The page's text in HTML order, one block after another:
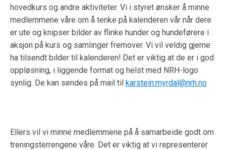
hovedkurs og andre aktiviteter. Vi i styret ønsker å minne
medlemmene våre om å tenke på kalenderen vår når dere
er ute og knipser bilder av flinke hunder og hundeførere i
aksjon på kurs og samlinger fremover. Vi vil veldig gjerne
ha tilsendt bilder til kalenderen! Det er viktig at de er i god
oppløsning, i liggende format og helst med NRH-logo
synlig. De kan sendes på mail til karstein.myrdal@nrh.no
Ellers vil vi minne medlemmene på å samarbeide godt om
treningsterrengene våre. Det er viktig at vi representerer